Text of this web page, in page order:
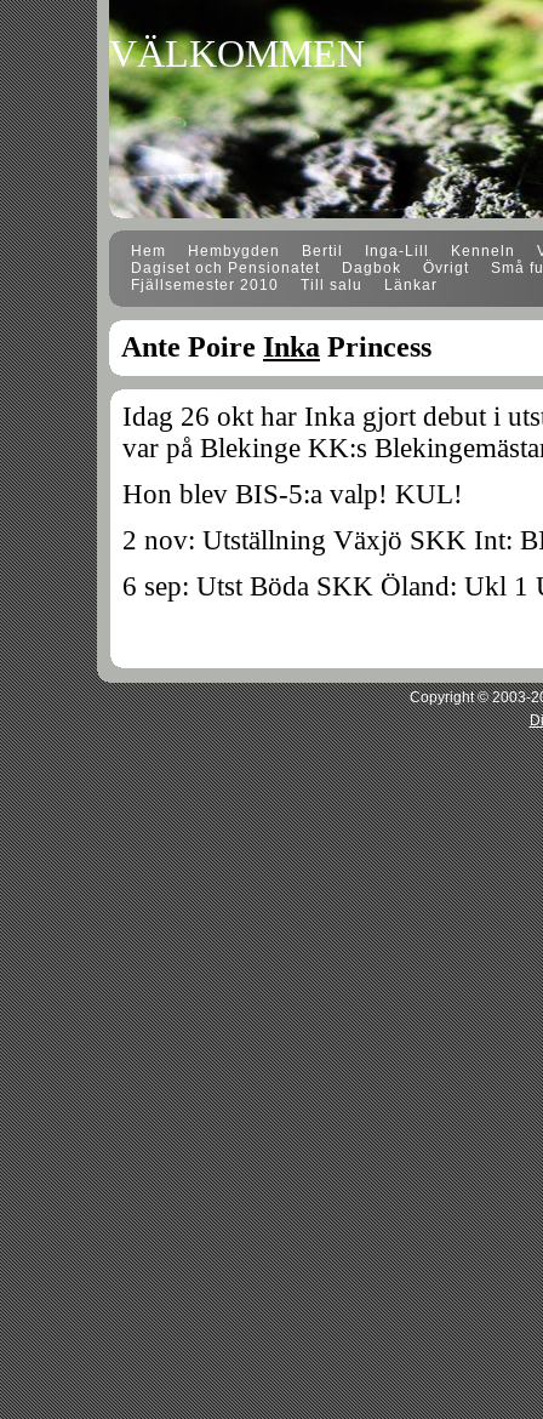
VÄLKOMMEN
Hem Hembygden Bertil Inga-Lill Kenneln
Dagiset och Pensionatet
Dagbok Övrigt
Små
Fjällsemester 2010
Till salu Länkar
Ante Poire Inka Princess
Idag 26 okt har Inka gjort debut i
var på Blekinge KK:s
Hon blev BIS-5:a valp! KUL!
2 nov: Utställning Växjö SKK Int:
6 sep: Utst Böda SKK Öland: Ukl
Copyright © 2003-